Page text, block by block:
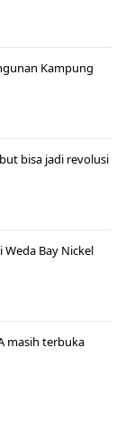
Kampung
bisa jadi revolusi
Bay Nickel
masih terbuka